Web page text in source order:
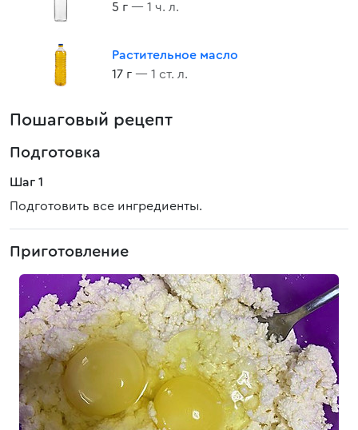
5 г — 1 ч. л.
Растительное масло
17 г — 1 ст. л.
Пошаговый рецепт
Подготовка
Шаг 1
Подготовить все ингредиенты.
Приготовление